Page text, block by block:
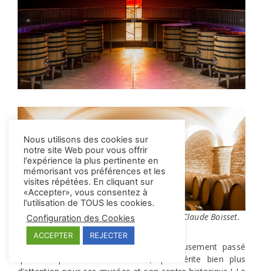
Découverte des Ursulines, les caves de Jean-Claude Boisset.
BEAUNE– Nous ne sommes malheureusement passé
qu’en coup de vent à Beaune, qui mérite bien plus
Nous utilisons des cookies sur
notre site Web pour vous offrir
l'expérience la plus pertinente en
mémorisant vos préférences et les
visites répétées. En cliquant sur
«Accepter», vous consentez à
l'utilisation de TOUS les cookies.
Configuration des Cookies
ACCEPTER REJECTER